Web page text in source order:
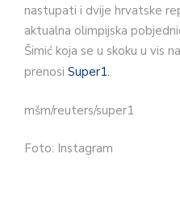
nastupati i dvije hrvatske
aktualna olimpijska
Šimić koja se u skoku u vis
prenosi Super1.
mšm/reuters/super1
Foto: Instagram